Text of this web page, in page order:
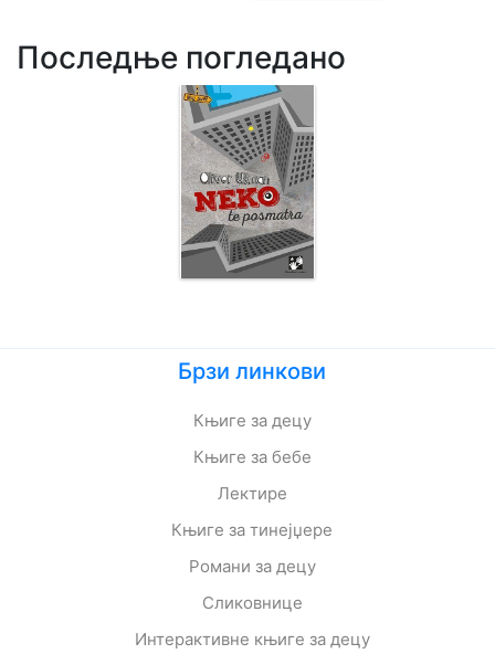
Последње погледано
Брзи линкови
Књиге за децу
Књиге за бебе
Лектире
Књиге за тинејџере
Романи за децу
Сликовнице
Интерактивне књиге за децу